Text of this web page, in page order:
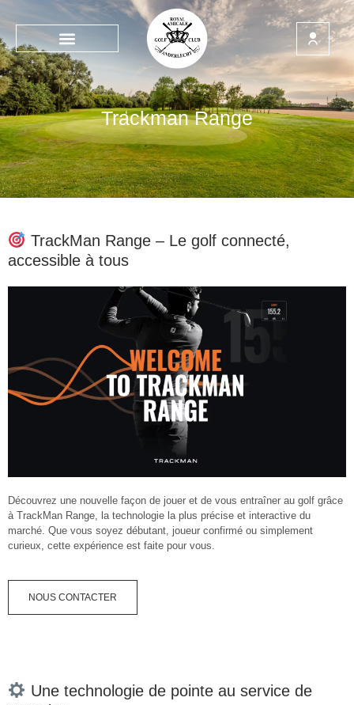
Trackman Range
TrackMan Range – Le golf connecté,
accessible à tous
Découvrez une nouvelle façon de jouer et de vous entraîner au golf grâce
à TrackMan Range, la technologie la plus précise et interactive du
marché. Que vous soyez débutant, joueur confirmé ou simplement
curieux, cette expérience est faite pour vous.
NOUS CONTACTER
Une technologie de pointe au service de